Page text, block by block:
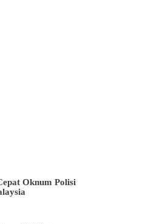
Oknum Polisi